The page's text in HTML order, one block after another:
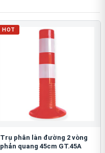
HOT
Trụ phân làn đường 2 vòng
phản quang 45cm GT.45A